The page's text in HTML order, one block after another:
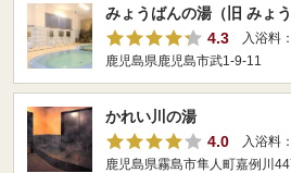
みょうばんの湯（旧 みょう
4.3
入浴料：
鹿児島県鹿児島市武1-9-11
かれい川の湯
4.0
入浴料：
鹿児島県霧島市隼人町嘉例川